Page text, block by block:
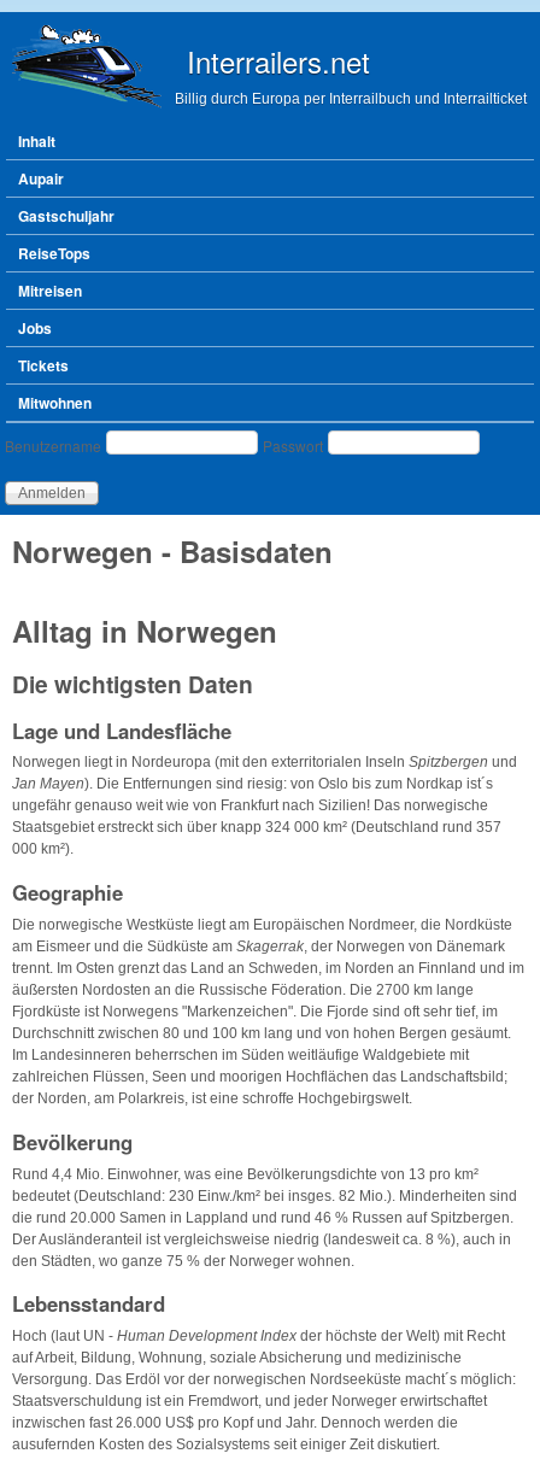
Interrailers.net
Billig durch Europa per Interrailbuch und Interrailticket
Hauptmenü
Inhalt
Aupair
Gastschuljahr
ReiseTops
Mitreisen
Jobs
Tickets
Mitwohnen
Benutzeranmeldung
Benutzername Passwort
Norwegen - Basisdaten
Alltag in Norwegen
Die wichtigsten Daten
Lage und Landesfläche
Norwegen liegt in Nordeuropa (mit den exterritorialen Inseln Spitzbergen und
Jan Mayen). Die Entfernungen sind riesig: von Oslo bis zum Nordkap ist´s
ungefähr genauso weit wie von Frankfurt nach Sizilien! Das norwegische
Staatsgebiet erstreckt sich über knapp 324 000 km² (Deutschland rund 357
000 km²).
Geographie
Die norwegische Westküste liegt am Europäischen Nordmeer, die Nordküste
am Eismeer und die Südküste am Skagerrak, der Norwegen von Dänemark
trennt. Im Osten grenzt das Land an Schweden, im Norden an Finnland und im
äußersten Nordosten an die Russische Föderation. Die 2700 km lange
Fjordküste ist Norwegens "Markenzeichen". Die Fjorde sind oft sehr tief, im
Durchschnitt zwischen 80 und 100 km lang und von hohen Bergen gesäumt.
Im Landesinneren beherrschen im Süden weitläufige Waldgebiete mit
zahlreichen Flüssen, Seen und moorigen Hochflächen das Landschaftsbild;
der Norden, am Polarkreis, ist eine schroffe Hochgebirgswelt.
Bevölkerung
Rund 4,4 Mio. Einwohner, was eine Bevölkerungsdichte von 13 pro km²
bedeutet (Deutschland: 230 Einw./km² bei insges. 82 Mio.). Minderheiten sind
die rund 20.000 Samen in Lappland und rund 46 % Russen auf Spitzbergen.
Der Ausländeranteil ist vergleichsweise niedrig (landesweit ca. 8 %), auch in
den Städten, wo ganze 75 % der Norweger wohnen.
Lebensstandard
Hoch (laut UN - Human Development Index der höchste der Welt) mit Recht
auf Arbeit, Bildung, Wohnung, soziale Absicherung und medizinische
Versorgung. Das Erdöl vor der norwegischen Nordseeküste macht´s möglich:
Staatsverschuldung ist ein Fremdwort, und jeder Norweger erwirtschaftet
inzwischen fast 26.000 US$ pro Kopf und Jahr. Dennoch werden die
ausufernden Kosten des Sozialsystems seit einiger Zeit diskutiert.